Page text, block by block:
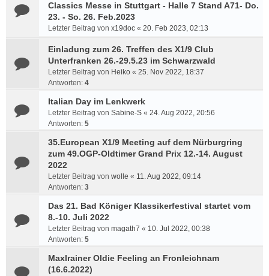
Classics Messe in Stuttgart - Halle 7 Stand A71- Do.
23. - So. 26. Feb.2023
Letzter Beitrag von x19doc « 20. Feb 2023, 02:13
Einladung zum 26. Treffen des X1/9 Club
Unterfranken 26.-29.5.23 im Schwarzwald
Letzter Beitrag von Heiko « 25. Nov 2022, 18:37
Antworten: 4
Italian Day im Lenkwerk
Letzter Beitrag von Sabine-S « 24. Aug 2022, 20:56
Antworten: 5
35.European X1/9 Meeting auf dem Nürburgring
zum 49.OGP-Oldtimer Grand Prix 12.-14. August
2022
Letzter Beitrag von wolle « 11. Aug 2022, 09:14
Antworten: 3
Das 21. Bad Königer Klassikerfestival startet vom
8.-10. Juli 2022
Letzter Beitrag von magath7 « 10. Jul 2022, 00:38
Antworten: 5
Maxlrainer Oldie Feeling an Fronleichnam
(16.6.2022)